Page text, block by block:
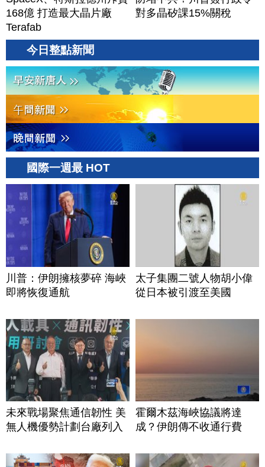
168億 打造最大晶片廠
Terafab
對多晶矽課15%關稅
今日整點新聞
國際一週最 HOT
川普：伊朗擁核夢碎 海峽
即將恢復通航
太子集團二號人物胡小偉
從日本被引渡至美國
未來戰場聚焦通信韌性 美
無人機優勢計劃台廠列入
霍爾木茲海峽協議將達
成？伊朗傳不收通行費